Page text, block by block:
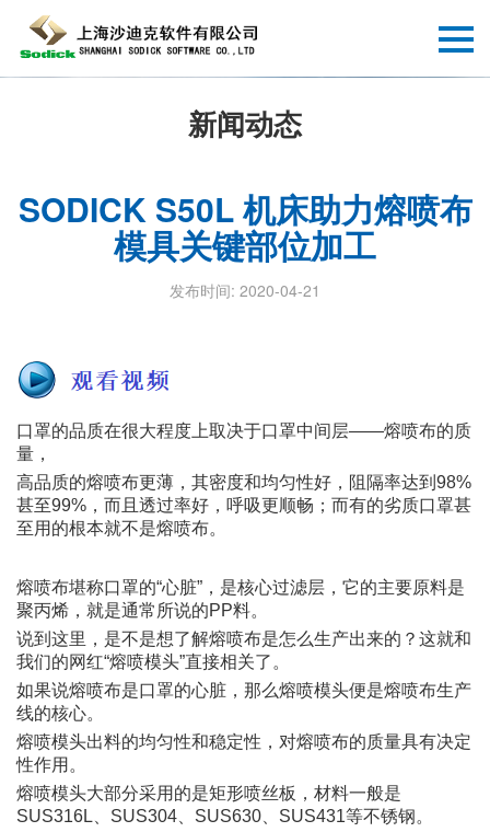
新闻动态
SODICK S50L 机床助力熔喷布
模具关键部位加工
发布时间: 2020-04-21
口罩的品质在很大程度上取决于口罩中间层——熔喷布的质
量，
高品质的熔喷布更薄，其密度和均匀性好，阻隔率达到98%
甚至99%，而且透过率好，呼吸更顺畅；而有的劣质口罩甚
至用的根本就不是熔喷布。
熔喷布堪称口罩的“心脏”，是核心过滤层，它的主要原料是
聚丙烯，就是通常所说的PP料。
说到这里，是不是想了解熔喷布是怎么生产出来的？这就和
我们的网红“熔喷模头”直接相关了。
如果说熔喷布是口罩的心脏，那么熔喷模头便是熔喷布生产
线的核心。
熔喷模头出料的均匀性和稳定性，对熔喷布的质量具有决定
性作用。
熔喷模头大部分采用的是矩形喷丝板，材料一般是
SUS316L、SUS304、SUS630、SUS431等不锈钢。